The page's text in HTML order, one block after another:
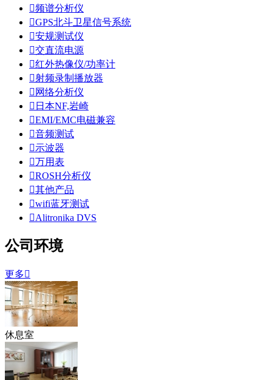
频谱分析仪
GPS北斗卫星信号系统
安规测试仪
交直流电源
红外热像仪/功率计
射频录制播放器
 网络分析仪
 日本NF,岩崎
EMI/EMC电磁兼容
音频测试
示波器
万用表
ROSH分析仪
其他产品
wifi蓝牙测试
Alitronika DVS
公司环境
更多
休息室